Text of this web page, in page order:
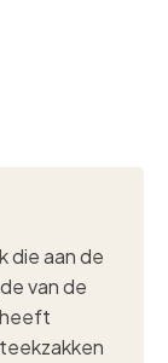
die aan de
van de
heeft